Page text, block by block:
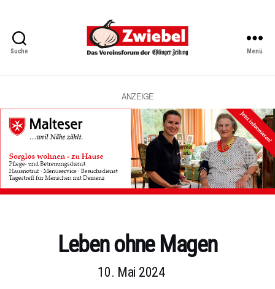
Suche
Vereinsforum
Eßlinger
Zeitung
Menü
ANZEIGE
Leben ohne Magen
10. Mai 2024